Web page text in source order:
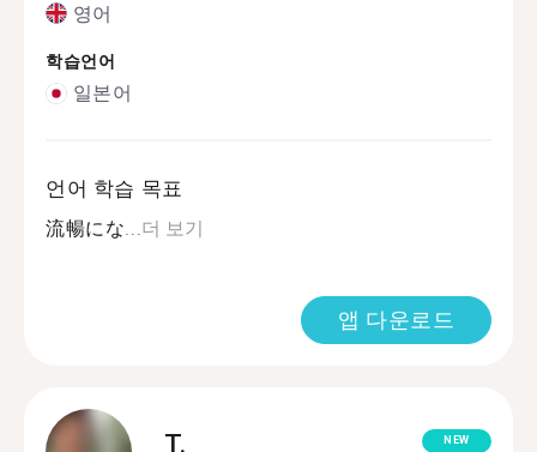
영어
학습언어
일본어
언어 학습 목표
流暢にな...더 보기
앱 다운로드
T. NEW